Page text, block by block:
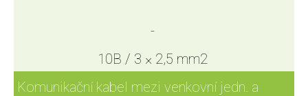
-
10B / 3 × 2,5 mm2
Komunikační kabel mezi venkovní jedn. a